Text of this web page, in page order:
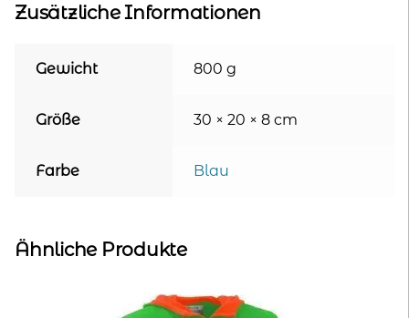
Zusätzliche Informationen
Gewicht 800 g
Größe 30 × 20 × 8 cm
Farbe Blau
Ähnliche Produkte